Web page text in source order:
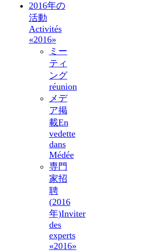
2016年の
活動
Activités
«2016»
ミー
ティ
ング
réunion
メデ
ア掲
載En
vedette
dans
Médée
専門
家招
聘
(2016
年)Inviter
des
experts
«2016»